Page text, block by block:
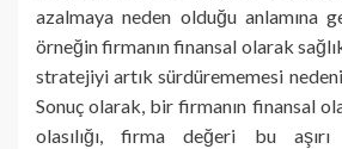
azalmaya neden olduğu anlamına
örneğin firmanın finansal olarak
stratejiyi artık sürdürememesi
Sonuç olarak, bir firmanın finansal
olasılığı, firma değeri bu aşırı